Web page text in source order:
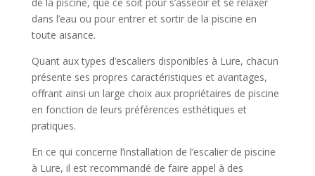
dans l’eau ou pour entrer et sortir de la piscine en
toute aisance.
Quant aux types d’escaliers disponibles à Lure, chacun
présente ses propres caractéristiques et avantages,
offrant ainsi un large choix aux propriétaires de piscine
en fonction de leurs préférences esthétiques et
pratiques.
En ce qui concerne l’installation de l’escalier de piscine
à Lure, il est recommandé de faire appel à des